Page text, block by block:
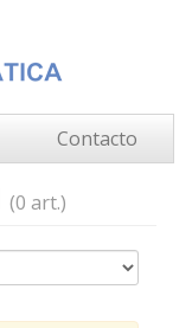
Contacto
(0 art.)